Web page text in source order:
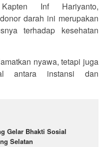
Inf Hariyanto,
darah ini merupakan
terhadap kesehatan
nyawa, tetapi juga
antara instansi dan
Gelar Bhakti Sosial
Selatan